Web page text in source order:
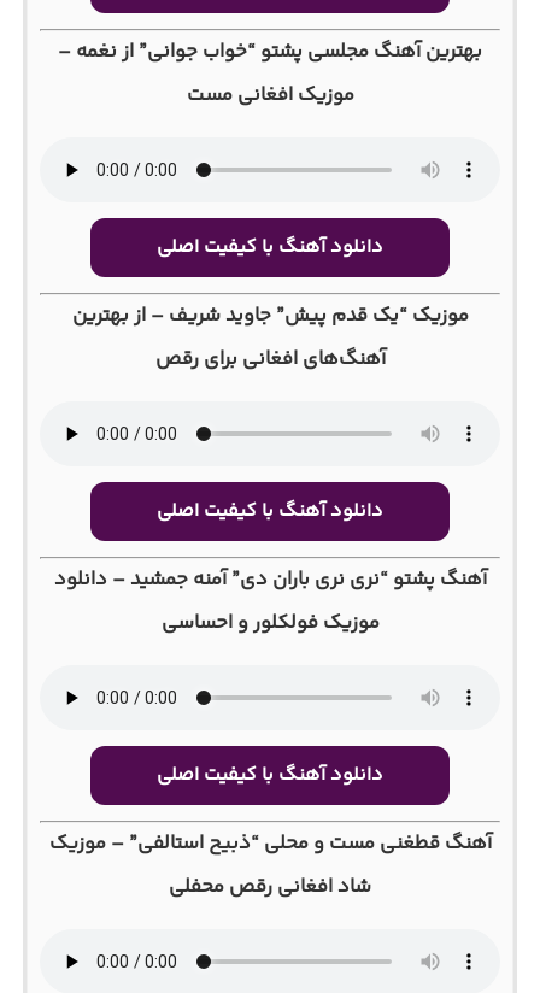
بهترین آهنگ مجلسی پشتو “خواب جوانی” از نغمه –
موزیک افغانی مست
دانلود آهنگ با کیفیت اصلی
موزیک “یک قدم پیش” جاوید شریف – از بهترین
آهنگ‌های افغانی برای رقص
دانلود آهنگ با کیفیت اصلی
آهنگ پشتو “نری نری باران دی” آمنه جمشید – دانلود
موزیک فولکلور و احساسی
دانلود آهنگ با کیفیت اصلی
آهنگ قطغنی مست و محلی “ذبیح استالفی” – موزیک
شاد افغانی رقص محفلی